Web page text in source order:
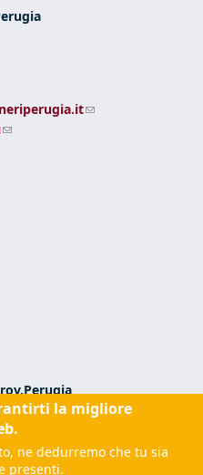
(link sends e-mail)
(link sends e-mail)
la migliore
ne dedurremo che tu sia
presenti.